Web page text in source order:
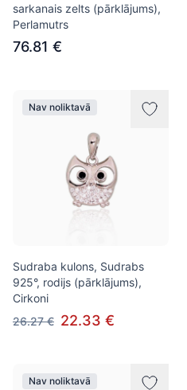
sarkanais zelts (pārklājums),
Perlamutrs
76.81 €
Nav noliktavā
Sudraba kulons, Sudrabs
925°, rodijs (pārklājums),
Cirkoni
26.27 € 22.33 €
Nav noliktavā